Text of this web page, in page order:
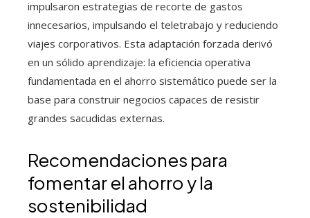
impulsaron estrategias de recorte de gastos
innecesarios, impulsando el teletrabajo y reduciendo
viajes corporativos. Esta adaptación forzada derivó
en un sólido aprendizaje: la eficiencia operativa
fundamentada en el ahorro sistemático puede ser la
base para construir negocios capaces de resistir
grandes sacudidas externas.
Recomendaciones para
fomentar el ahorro y la
sostenibilidad